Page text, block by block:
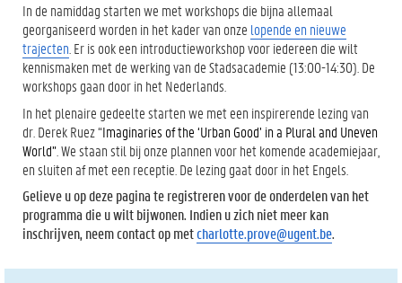
In de namiddag starten we met workshops die bijna allemaal
georganiseerd worden in het kader van onze lopende en nieuwe
trajecten . Er is ook een introductieworkshop voor iedereen die wilt
kennismaken met de werking van de Stadsacademie (13:00-14:30). De
workshops gaan door in het Nederlands.
In het plenaire gedeelte starten we met een inspirerende lezing van
dr. Derek Ruez “Imaginaries of the ‘Urban Good’ in a Plural and Uneven
World” . We staan stil bij onze plannen voor het komende academiejaar,
en sluiten af met een receptie. De lezing gaat door in het Engels.
Gelieve u op deze pagina te registreren voor de onderdelen van het
programma die u wilt bijwonen. Indien u zich niet meer kan
inschrijven, neem contact op metcharlotte.prove@ugent.be.